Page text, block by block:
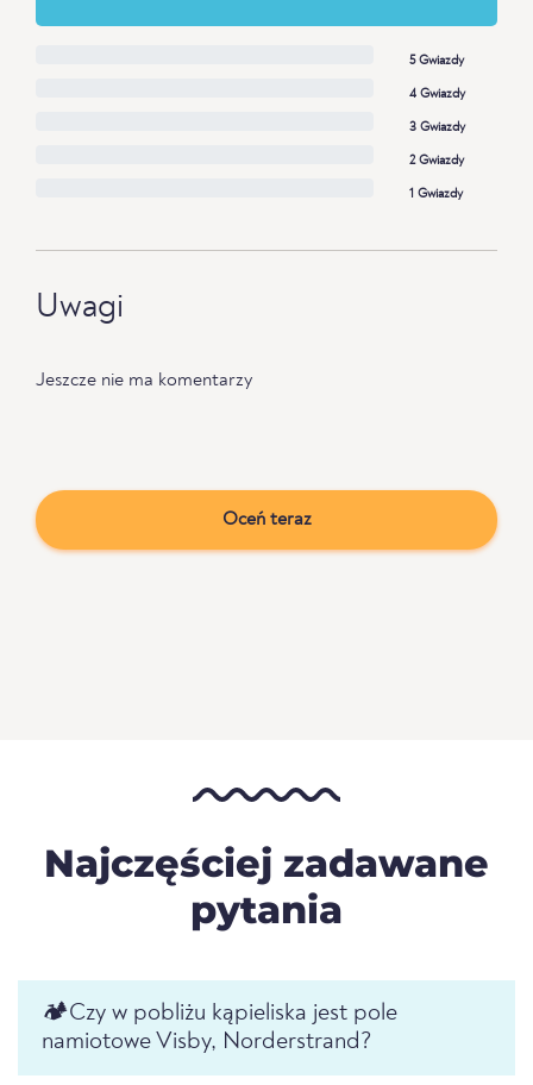
5 Gwiazdy
4 Gwiazdy
3 Gwiazdy
2 Gwiazdy
1 Gwiazdy
Uwagi
Jeszcze nie ma komentarzy
Oceń teraz
Najczęściej zadawane
pytania
🏕️️Czy w pobliżu kąpieliska jest pole
namiotowe Visby, Norderstrand?